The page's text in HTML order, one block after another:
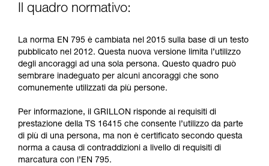
consultarlo. Dovete aver compreso le
capire queste ulteriori informazioni.
La padronanza di queste tecniche richiede una
formazione ed un addestramento specifico.
Verificate con un professionista la vostra
capacità di rifare la manovra, da soli, in piena
sicurezza, prima di riprodurla autonomamente.
Forniamo esempi di tecniche relative alla vostra
attività. Ne possono esistere altre che non
vengono qui descritte.
Il quadro normativo:
La norma EN 795 è cambiata nel 2015 sulla base di un testo
pubblicato nel 2012. Questa nuova versione limita l’utilizzo
degli ancoraggi ad una sola persona. Questo quadro può
sembrare inadeguato per alcuni ancoraggi che sono
comunemente utilizzati da più persone.
Per informazione, il GRILLON risponde ai requisiti di
prestazione della TS 16415 che consente l’utilizzo da parte
di più di una persona, ma non è certificato secondo questa
norma a causa di contraddizioni a livello di requisiti di
marcatura con l’EN 795.